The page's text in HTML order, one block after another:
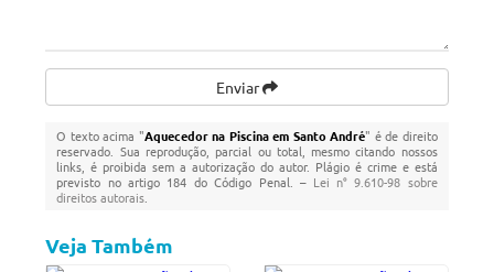
Enviar
O texto acima "Aquecedor na Piscina em Santo André" é de direito
reservado. Sua reprodução, parcial ou total, mesmo citando nossos
links, é proibida sem a autorização do autor. Plágio é crime e está
previsto no artigo 184 do Código Penal. – Lei n° 9.610-98 sobre
direitos autorais
Veja Também